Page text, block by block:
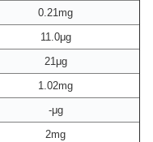
0.21mg
11.0μg
21μg
1.02mg
-μg
2mg